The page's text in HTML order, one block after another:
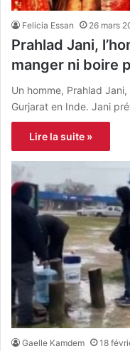
Felicia Essan 26 mars
Prahlad Jani,
manger ni boire
Un homme, Prahlad
Gurjarat en Inde. Jani
Lire la suite »
Gaelle Kamdem 18